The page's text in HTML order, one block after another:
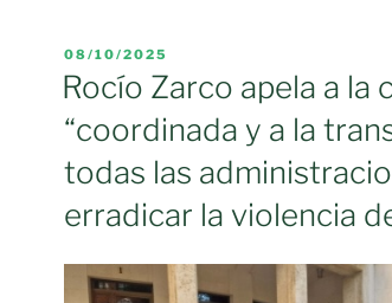
PUBLICADO
EL
08/10/2025
Rocío Zarco apela a la
“coordinada y a la
todas las
erradicar la violencia